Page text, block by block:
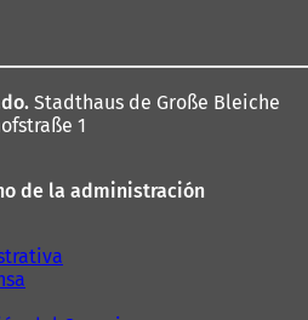
Stadthaus de Große Bleiche
1
de la administración